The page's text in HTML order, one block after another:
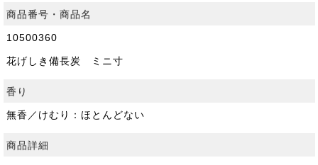
商品番号・商品名
10500360
花げしき備長炭 ミニ寸
香り
無香／けむり：ほとんどない
商品詳細